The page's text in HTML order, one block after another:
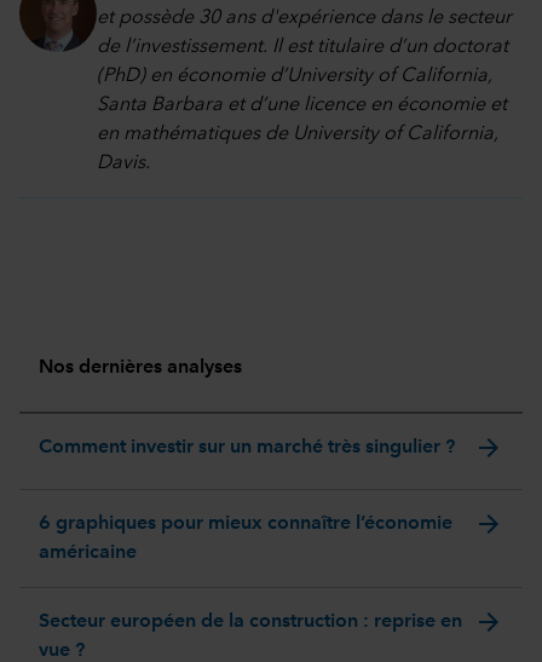
et possède 30 ans d'expérience dans le secteur
de l’investissement. Il est titulaire d’un doctorat
(PhD) en économie d’University of California,
Santa Barbara et d’une licence en économie et
en mathématiques de University of California,
Davis.
Nos dernières analyses
Comment investir sur un marché très singulier ? arrow_forward
6 graphiques pour mieux connaître l’économie
américaine
arrow_forward
Secteur européen de la construction : reprise en
vue ?
arrow_forward